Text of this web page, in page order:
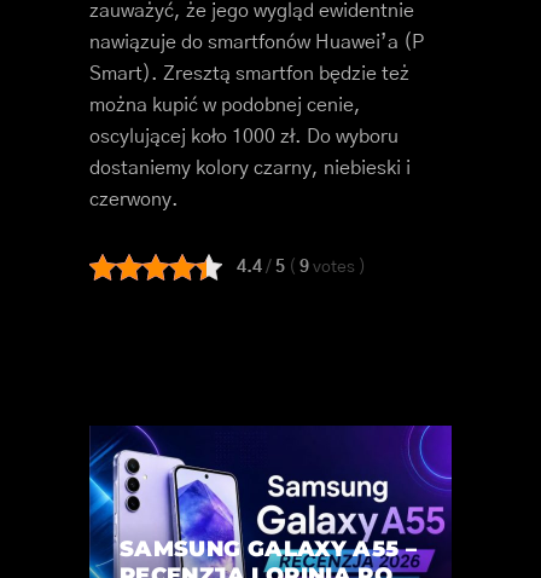
zauważyć, że jego wygląd ewidentnie
nawiązuje do smartfonów Huawei’a (P
Smart). Zresztą smartfon będzie też
można kupić w podobnej cenie,
oscylującej koło 1000 zł. Do wyboru
dostaniemy kolory czarny, niebieski i
czerwony.
4.4 / 5 ( 9 votes )
SAMSUNG GALAXY A55 –